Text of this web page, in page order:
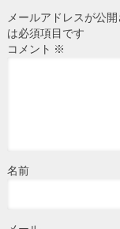
メールアドレスが公
は必須項目です
コメント ※
名前